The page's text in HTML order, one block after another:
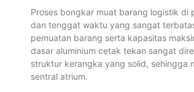
Proses bongkar muat barang logistik
dan tenggat waktu yang sangat
pemuatan barang serta kapasitas
dasar aluminium cetak tekan sangat
struktur kerangka yang solid, sehingga
sentral atrium.